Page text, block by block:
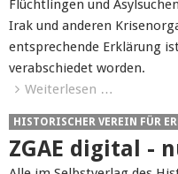
Flüchtlingen und
Irak und anderen
entsprechende Erklärung
verabschiedet worden.
Weiterlesen …
HISTORISCHER VEREIN FÜR
ZGAE digital -